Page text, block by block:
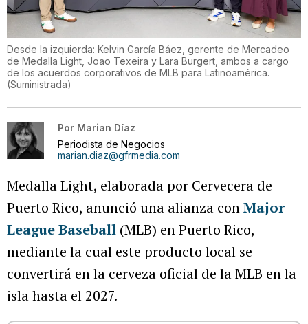
Desde la izquierda: Kelvin García Báez, gerente de Mercadeo
de Medalla Light, Joao Texeira y Lara Burgert, ambos a cargo
de los acuerdos corporativos de MLB para Latinoamérica.
(Suministrada)
Por Marian Díaz
Periodista de Negocios
marian.diaz@gfrmedia.com
Medalla Light, elaborada por Cervecera de
Puerto Rico, anunció una alianza conMajor
League Baseball (MLB) en Puerto Rico,
mediante la cual este producto local se
convertirá en la cerveza oficial de la MLB en la
isla hasta el 2027.